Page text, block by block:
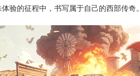
验的征程中，书写属于自己的西部传奇。